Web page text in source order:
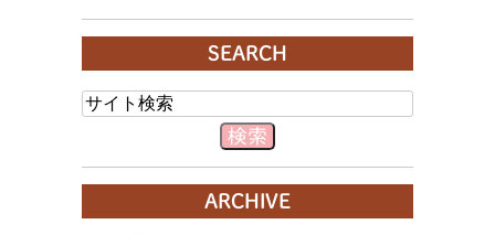
SEARCH
ARCHIVE